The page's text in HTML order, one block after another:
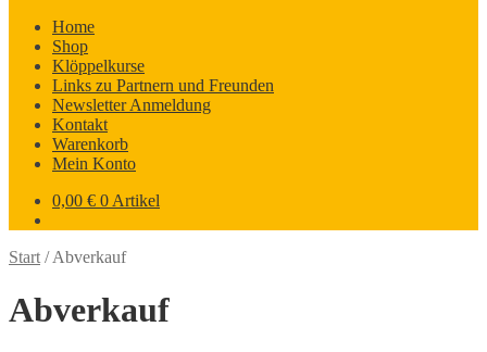
Home
Shop
Klöppelkurse
Links zu Partnern und Freunden
Newsletter Anmeldung
Kontakt
Warenkorb
Mein Konto
0,00 € 0 Artikel
Start /Abverkauf
Abverkauf